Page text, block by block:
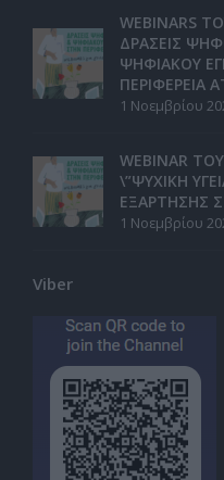
WEBINARS
ΔΡΑΣΕΙΣ
ΨΗΦΙΑΚΟΥ
ΠΕΡΙΦΕΡΕΙΑ
1 Νοεμβρίου
WEBINAR
\”ΨΥΧΙΚΗ
ΕΞΑΡΤΗΣΗΣ
1 Νοεμβρίου
Viber